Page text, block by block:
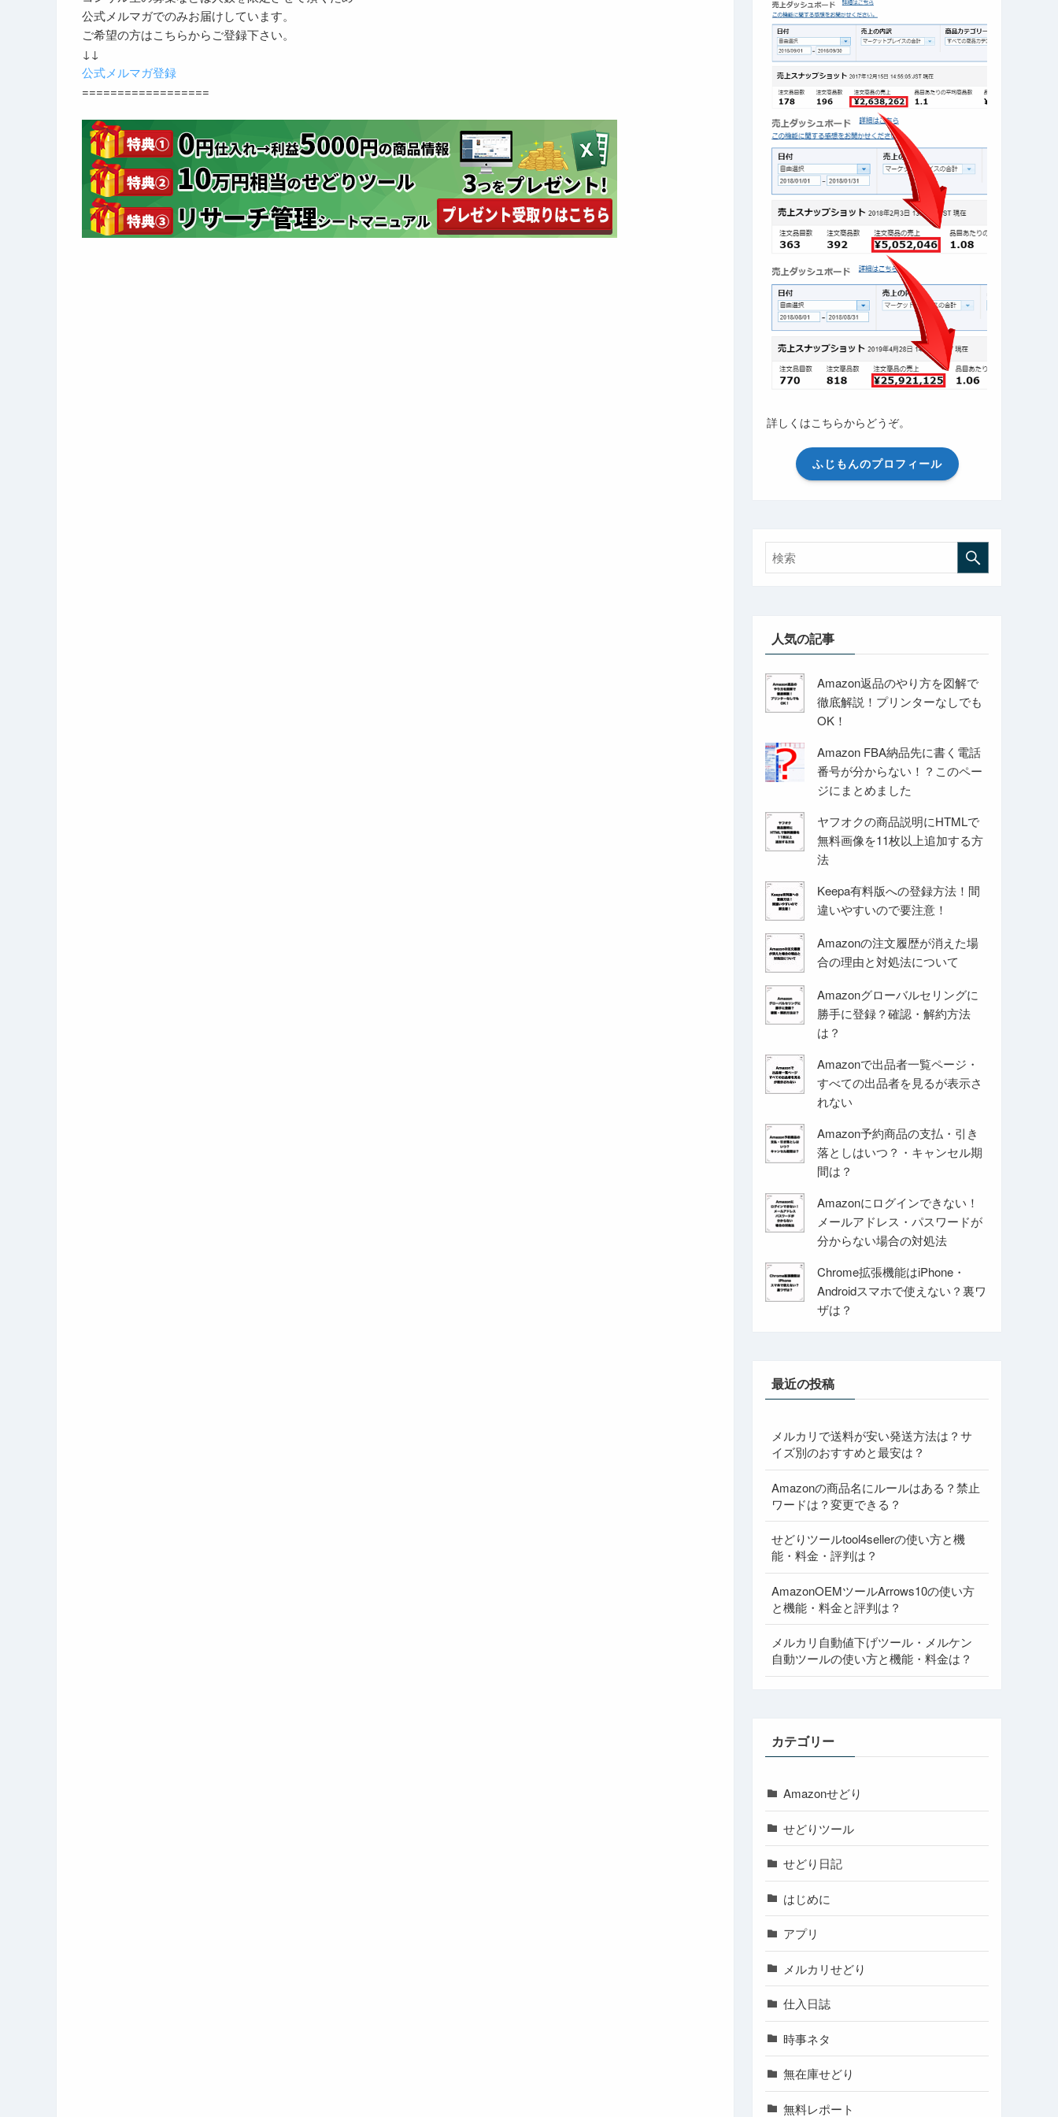
公式メルマガでのみお届けしています。
ご希望の方はこちらからご登録下さい。
↓↓
公式メルマガ登録
==================
詳しくはこちらからどうぞ。
ふじもんのプロフィール
人気の記事
Amazon返品のやり方を図解で
徹底解説！プリンターなしでも
OK！
Amazon FBA納品先に書く電話
番号が分からない！？このペー
ジにまとめました
ヤフオクの商品説明にHTMLで
無料画像を11枚以上追加する方
法
Keepa有料版への登録方法！間
違いやすいので要注意！
Amazonの注文履歴が消えた場
合の理由と対処法について
Amazonグローバルセリングに
勝手に登録？確認・解約方法
は？
Amazonで出品者一覧ページ・
すべての出品者を見るが表示さ
れない
Amazon予約商品の支払・引き
落としはいつ？・キャンセル期
間は？
Amazonにログインできない！
メールアドレス・パスワードが
分からない場合の対処法
Chrome拡張機能はiPhone・
Androidスマホで使えない？裏ワ
ザは？
最近の投稿
メルカリで送料が安い発送方法は？サ
イズ別のおすすめと最安は？
Amazonの商品名にルールはある？禁止
ワードは？変更できる？
せどりツールtool4sellerの使い方と機
能・料金・評判は？
AmazonOEMツールArrows10の使い方
と機能・料金と評判は？
メルカリ自動値下げツール・メルケン
自動ツールの使い方と機能・料金は？
カテゴリー
Amazonせどり
せどりツール
せどり日記
はじめに
アプリ
メルカリせどり
仕入日誌
時事ネタ
無在庫せどり
無料レポート